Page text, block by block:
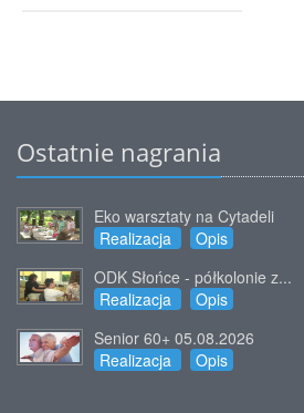
Ostatnie nagrania
Eko warsztaty na Cytadeli
Realizacja
Opis
ODK Słońce - półkolonie z...
Realizacja
Opis
Senior 60+ 05.08.2026
Realizacja
Opis